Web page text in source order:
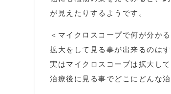
が見えたりするようです。
＜マイクロスコープで何が分かる
拡大をして見る事が出来るのは
実はマイクロスコープは拡大し
治療後に見る事でどこにどんな